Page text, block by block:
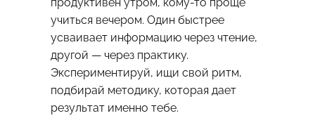
учиться вечером. Один быстрее
усваивает информацию через чтение,
другой — через практику.
Экспериментируй, ищи свой ритм,
подбирай методику, которая дает
результат именно тебе.